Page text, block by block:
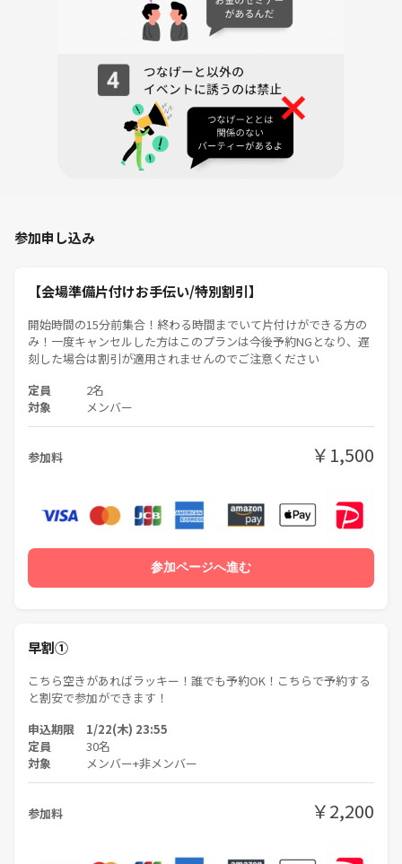
作って自分の居場所を参加者の皆さんと作る！
※この日は大阪の担当者が行います！
主にボードゲームを大阪のレンタルスペースを貸し切って行います。
■ゲームの難易度
初心者に特化しているサークルのためすべてのゲームは誰でも簡単にで
好き）の方は物足りなさを感じてしまうかもしれません。
いという方にはピッタリなサークルです。
■持ち物
・参加費 必須
・カードゲーム・ボードゲーム（任意）
※自作のカード・ボドゲはご遠慮ください。
簡単なボドゲをメインに50種類以上のボードゲームを用意しておりま
ん）
・アムウェイ・マルチ商法・勧誘・営業・告知・引き抜き・しつこいナ
ンパ・暴言など一切禁止です！（一度お会いしませんか？を挟んで上記
行為をするのもNGです）
・サークルの会に文句を言う方、態度の悪い方、輪を乱す自分勝手な行
動をする方、運営側のいうことを聞けない方や運営側が参加者様として
ふさわしくないと判断した方は最悪の場合は出禁にいたします。
・サークル代表者・主催者・運営関係者は今回はご参加NGとさせてい
参加申し込み
【会場準備片付けお手伝い/特別割引】
開始時間の15分前集合！終わる時間までいて片付けができる方の
み！一度キャンセルした方はこのプランは今後予約NGとなり、遅
刻した場合は割引が適用されませんのでご注意ください
定員 2名
対象 メンバー
参加料 ￥1,500
参加ページへ進む
早割①
こちら空きがあればラッキー！誰でも予約OK！こちらで予約する
と割安で参加ができます！
申込期限 1/22(木) 23:55
定員 30名
対象
メンバー+非メンバー
参加料 ￥2,200